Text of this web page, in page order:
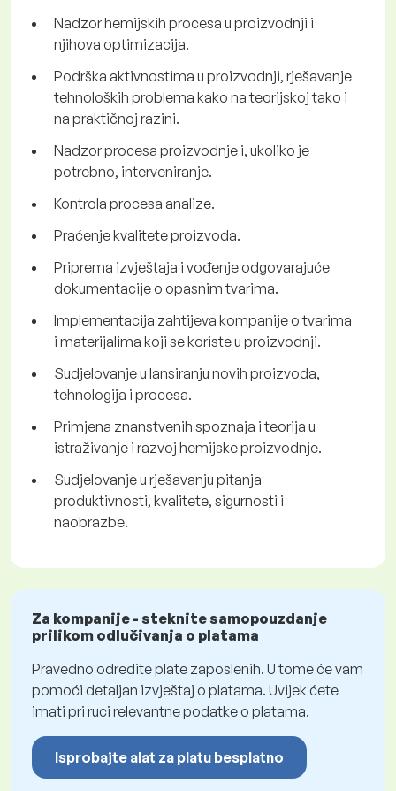
Nadzor hemijskih procesa u proizvodnji i
njihova optimizacija.
Podrška aktivnostima u proizvodnji, rješavanje
tehnoloških problema kako na teorijskoj tako i
na praktičnoj razini.
Nadzor procesa proizvodnje i, ukoliko je
potrebno, interveniranje.
Kontrola procesa analize.
Praćenje kvalitete proizvoda.
Priprema izvještaja i vođenje odgovarajuće
dokumentacije o opasnim tvarima.
Implementacija zahtijeva kompanije o tvarima
i materijalima koji se koriste u proizvodnji.
Sudjelovanje u lansiranju novih proizvoda,
tehnologija i procesa.
Primjena znanstvenih spoznaja i teorija u
istraživanje i razvoj hemijske proizvodnje.
Sudjelovanje u rješavanju pitanja
produktivnosti, kvalitete, sigurnosti i
naobrazbe.
Za kompanije - steknite samopouzdanje
prilikom odlučivanja o platama
Pravedno odredite plate zaposlenih. U tome će vam
pomoći detaljan izvještaj o platama. Uvijek ćete
imati pri ruci relevantne podatke o platama.
Isprobajte alat za platu besplatno